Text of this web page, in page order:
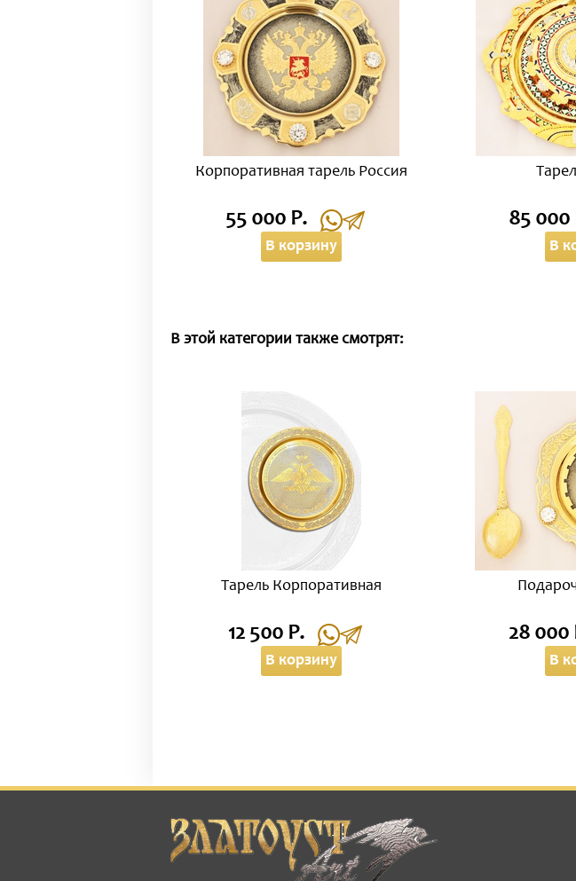
Корпоративная тарель Россия
55 000 Р.
В корзину
85 000
В
В этой категории также смотрят:
Тарель Корпоративная
12 500 Р.
В корзину
28 000
В